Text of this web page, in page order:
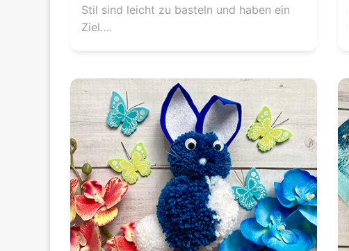
Stil sind leicht zu basteln und haben ein
Ziel….